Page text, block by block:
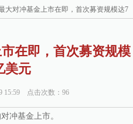
大对冲基金上市在即，首次募资规模达7
在即，首次募资规模
美元
15:59 点击次数：96
冲基金上市。